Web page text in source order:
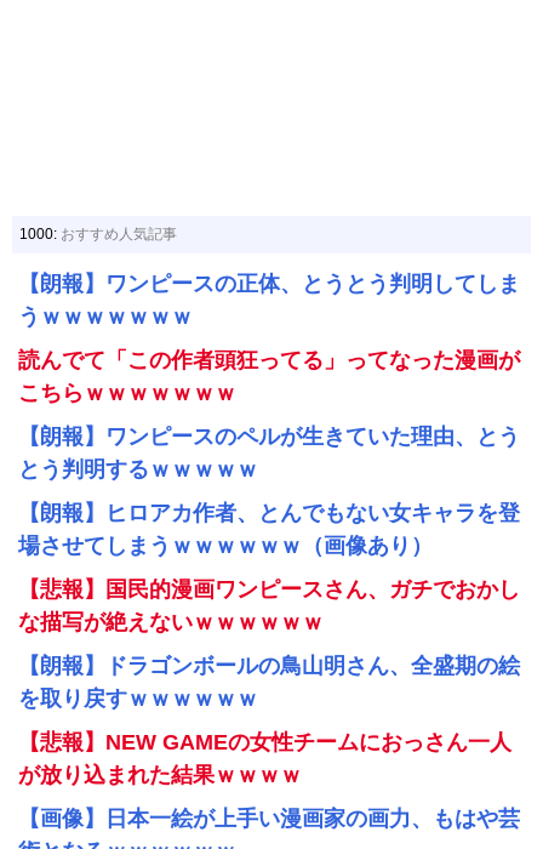
1000: おすすめ人気記事
【朗報】ワンピースの正体、とうとう判明してしま
うｗｗｗｗｗｗｗ
読んでて「この作者頭狂ってる」ってなった漫画が
こちらｗｗｗｗｗｗｗ
【朗報】ワンピースのペルが生きていた理由、とう
とう判明するｗｗｗｗｗ
【朗報】ヒロアカ作者、とんでもない女キャラを登
場させてしまうｗｗｗｗｗｗ（画像あり）
【悲報】国民的漫画ワンピースさん、ガチでおかし
な描写が絶えないｗｗｗｗｗｗ
【朗報】ドラゴンボールの鳥山明さん、全盛期の絵
を取り戻すｗｗｗｗｗｗ
【悲報】NEW GAMEの女性チームにおっさん一人
が放り込まれた結果ｗｗｗｗ
【画像】日本一絵が上手い漫画家の画力、もはや芸